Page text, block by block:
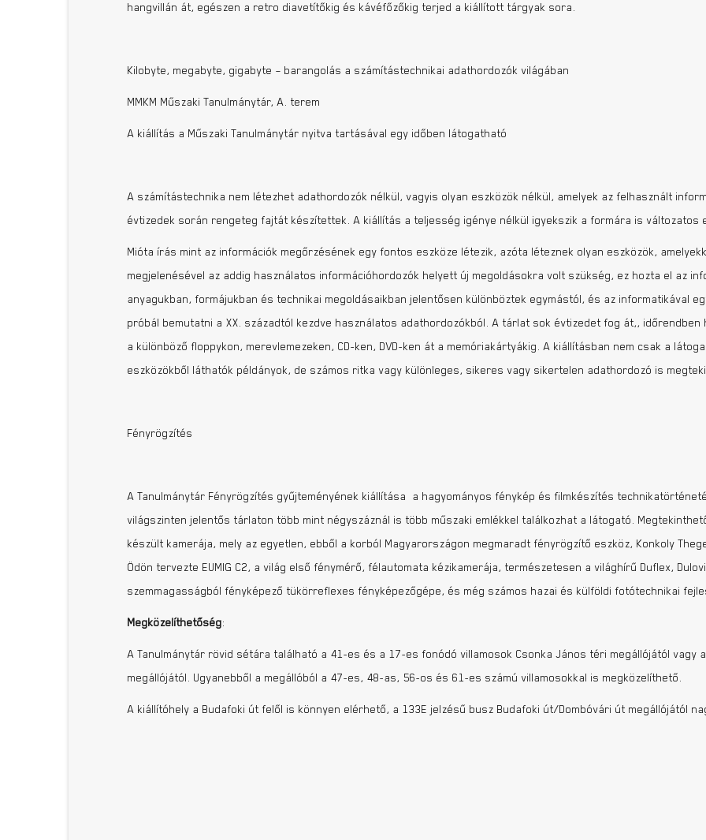
hangvillán át, egészen a retro diavetítőkig és kávéfőzőkig terjed a kiállított tárgyak sora.
Kilobyte, megabyte, gigabyte – barangolás a számítástechnikai adathordozók világában
MMKM Műszaki Tanulmánytár, A. terem
A kiállítás a Műszaki Tanulmánytár nyitva tartásával egy időben látogatható
A számítástechnika nem létezhet adathordozók nélkül, vagyis olyan eszközök nélkül, amelyek az felhasznált
évtizedek során rengeteg fajtát készítettek. A kiállítás a teljesség igénye nélkül igyekszik a formára is változatos
Mióta írás mint az információk megőrzésének egy fontos eszköze létezik, azóta léteznek olyan eszközök,
megjelenésével az addig használatos információhordozók helyett új megoldásokra volt szükség, ez hozta el az
anyagukban, formájukban és technikai megoldásaikban jelentősen különböztek egymástól, és az informatikával
próbál bemutatni a XX. századtól kezdve használatos adathordozókból. A tárlat sok évtizedet fog át,,
a különböző floppykon, merevlemezeken, CD-ken, DVD-ken át a memóriakártyákig. A kiállításban nem csak a
eszközökből láthatók példányok, de számos ritka vagy különleges, sikeres vagy sikertelen adathordozó is
Fényrögzítés
A Tanulmánytár Fényrögzítés gyűjteményének kiállítása a hagyományos fénykép és filmkészítés
világszinten jelentős tárlaton több mint négyszáznál is több műszaki emlékkel találkozhat a látogató.
készült kamerája, mely az egyetlen, ebből a korból Magyarországon megmaradt fényrögzítő eszköz, Konkoly
Ödön tervezte EUMIG C2, a világ első fénymérő, félautomata kézikamerája, természetesen a világhírű Duflex,
szemmagasságból fényképező tükörreflexes fényképezőgépe, és még számos hazai és külföldi fotótechnikai
Megközelíthetőség:
A Tanulmánytár rövid sétára található a 41-es és a 17-es fonódó villamosok Csonka János téri megállójától vagy
megállójától. Ugyanebből a megállóból a 47-es, 48-as, 56-os és 61-es számú villamosokkal is megközelíthető.
A kiállítóhely a Budafoki út felől is könnyen elérhető, a 133E jelzésű busz Budafoki út/Dombóvári út megállójától